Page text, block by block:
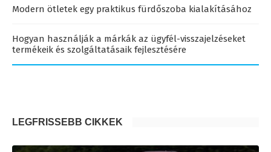
Modern ötletek egy praktikus fürdőszoba kialakításához
Hogyan használják a márkák az ügyfél-visszajelzéseket
termékeik és szolgáltatásaik fejlesztésére
LEGFRISSEBB CIKKEK